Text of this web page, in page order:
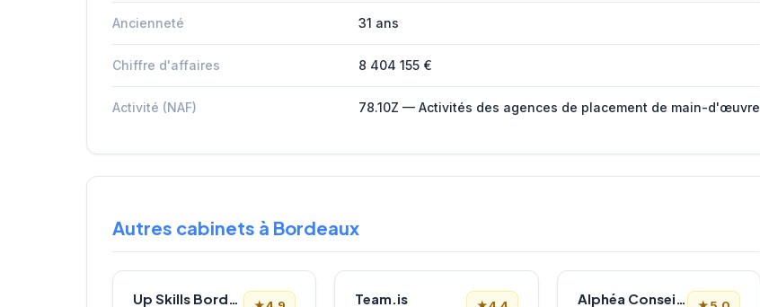
Ancienneté 31 ans
Chiffre d'affaires 8 404 155 €
Activité (NAF) 78.10Z — Activités des agences de placement de main-d'œuvre
Autres cabinets à Bordeaux
Up Skills Bordeaux Team.is Alphéa Conseil Bordeaux